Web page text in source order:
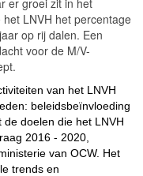
er groei zit in het
LNVH het percentage
op rij dalen. Een
voor de M/V-
van het LNVH
beleidsbeïnvloeding
doelen die het LNVH
2016 - 2020,
van OCW. Het
trends en